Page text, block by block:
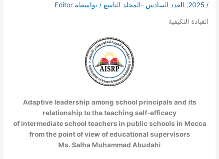
/
2025
, العدد السادس -المجلد التاسع / بواسطة Editor
القيادة التكيفية
Adaptive leadership among school principals and its
relationship to the teaching self-efficacy
of intermediate school teachers in public schools in Mecca
from the point of view of educational supervisors
Ms. Salha Muhammad Abudahi